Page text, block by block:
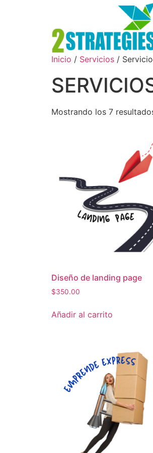
Inicio / Servicios /
Mostrando los 7
Diseño de landing page
$350.00
Añadir al carrito